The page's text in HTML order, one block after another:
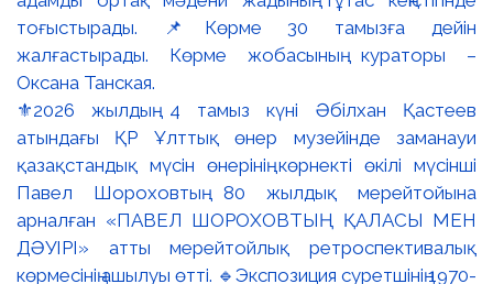
⚜️2026 жылдың 4 тамыз күні Әбілхан Қастеев
атындағы ҚР Ұлттық өнер музейінде заманауи
қазақстандық мүсін өнерінің көрнекті өкілі мүсінші
Павел Шороховтың 80 жылдық мерейтойына
арналған «ПАВЕЛ ШОРОХОВТЫҢ ҚАЛАСЫ МЕН
ДӘУІРІ» атты мерейтойлық ретроспективалық
көрмесінің ашылуы өтті. 🔹Экспозиция суретшінің 1970-